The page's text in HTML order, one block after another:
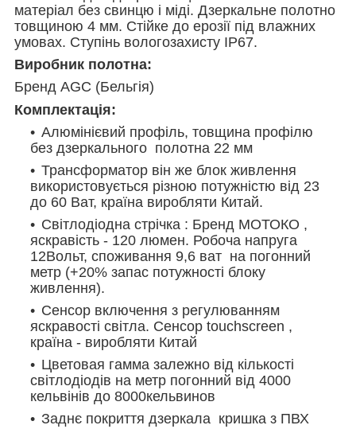
матеріал без свинцю і міді. Дзеркальне полотно
товщиною 4 мм. Стійке до ерозії під влажних
умовах. Ступінь вологозахисту IP67.
Виробник полотна:
Бренд AGC (Бельгія)
Комплектація:
Алюмінієвий профіль, товщина профілю
без дзеркального полотна 22 мм
Трансформатор він же блок живлення
використовується різною потужністю від 23
до 60 Ват, країна виробляти Китай.
Світлодіодна стрічка : Бренд МОТОКО ,
яскравість - 120 люмен. Робоча напруга
12Вольт, споживання 9,6 ват на погонний
метр (+20% запас потужності блоку
живлення).
Сенсор включення з регулюванням
яскравості світла. Сенсор touchscreen ,
країна - виробляти Китай
Цветовая гамма залежно від кількості
світлодіодів на метр погонний від 4000
кельвінів до 8000кельвинов
Заднє покриття дзеркала кришка з ПВХ